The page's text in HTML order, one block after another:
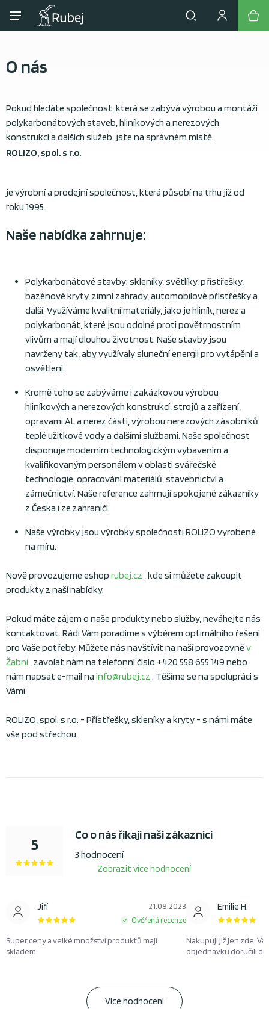
O nás
Pokud hledáte společnost, která se zabývá výrobou a montáží
polykarbonátových staveb, hliníkových a nerezových
konstrukcí a dalších služeb, jste na správném místě.
ROLIZO, spol. s r.o.
je výrobní a prodejní společnost, která působí na trhu již od
roku 1995.
Naše nabídka zahrnuje:
Polykarbonátové stavby: skleníky, světlíky, přístřešky,
bazénové kryty, zimní zahrady, automobilové přístřešky a
další. Využíváme kvalitní materiály, jako je hliník, nerez a
polykarbonát, které jsou odolné proti povětrnostním
vlivům a mají dlouhou životnost. Naše stavby jsou
navrženy tak, aby využívaly sluneční energii pro vytápění a
osvětlení.
Kromě toho se zabýváme i zakázkovou výrobou
hliníkových a nerezových konstrukcí, strojů a zařízení,
opravami AL a nerez částí, výrobou nerezových zásobníků
teplé užitkové vody a dalšími službami. Naše společnost
disponuje moderním technologickým vybavením a
kvalifikovaným personálem v oblasti svářečské
technologie, opracování materiálů, stavebnictví a
zámečnictví. Naše reference zahrnují spokojené zákazníky
z Česka i ze zahraničí.
Naše výrobky jsou výrobky společnosti ROLIZO vyrobené
na míru.
Nově provozujeme eshop rubej.cz , kde si můžete zakoupit
produkty z naší nabídky.
Pokud máte zájem o naše produkty nebo služby, neváhejte nás
kontaktovat. Rádi Vám poradíme s výběrem optimálního řešení
pro Vaše potřeby. Můžete nás navštívit na naší provozovněv
Žabni , zavolat nám na telefonní číslo +420 558 655 149 nebo
nám napsat e-mail na info@rubej.cz . Těšíme se na spolupráci s
Vámi.
ROLIZO, spol. s r.o. - Přístřešky, skleníky a kryty - s námi máte
vše pod střechou.
5 Co o nás říkají naši zákazníci
3 hodnocení
Zobrazit více hodnocení
Jiří 21.08.2023
Ověřená recenze
Super ceny a velké množství produktů mají
skladem.
Emilie H.
Nakupuji již jen zde.
objednávku doručili
Více hodnocení